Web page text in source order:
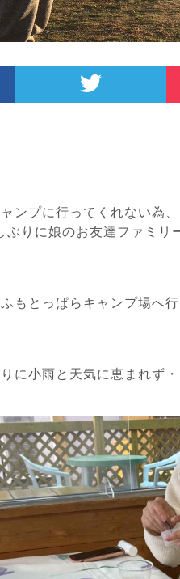
ンプに行ってくれない為
ぶりに娘のお友達ファミリ
もとっぱらキャンプ場へ
に小雨と天気に恵まれず・